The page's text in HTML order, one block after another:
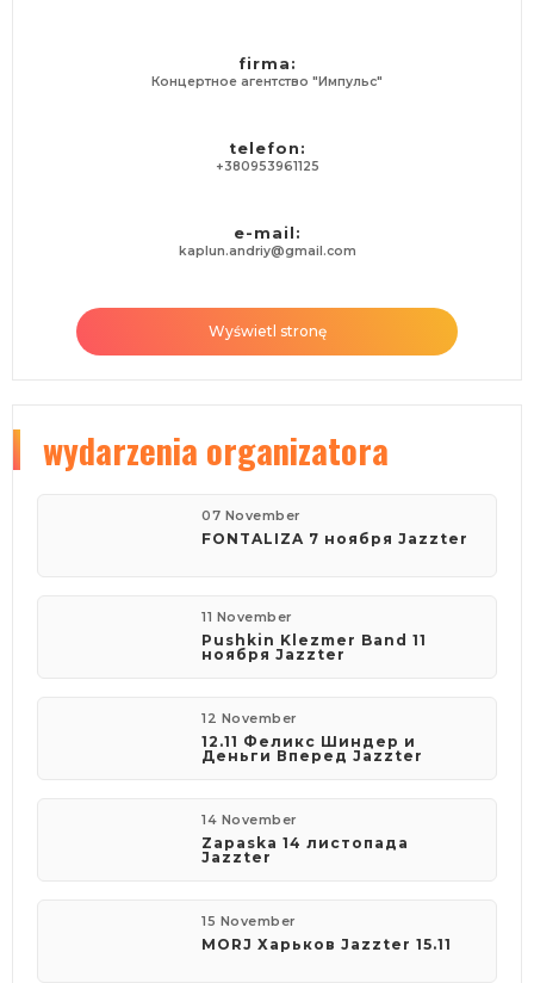
firma:
Концертное агентство "Импульс"
telefon:
+380953961125
e-mail:
kaplun.andriy@gmail.com
Wyświetl stronę
wydarzenia organizatora
07 November
FONTALIZA 7 ноября Jazzter
11 November
Pushkin Klezmer Band 11
ноября Jazzter
12 November
12.11 Феликс Шиндер и
Деньги Вперед Jazzter
14 November
Zapaska 14 листопада
Jazzter
15 November
MORJ Харьков Jazzter 15.11